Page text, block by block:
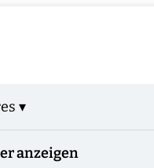
▾
anzeigen